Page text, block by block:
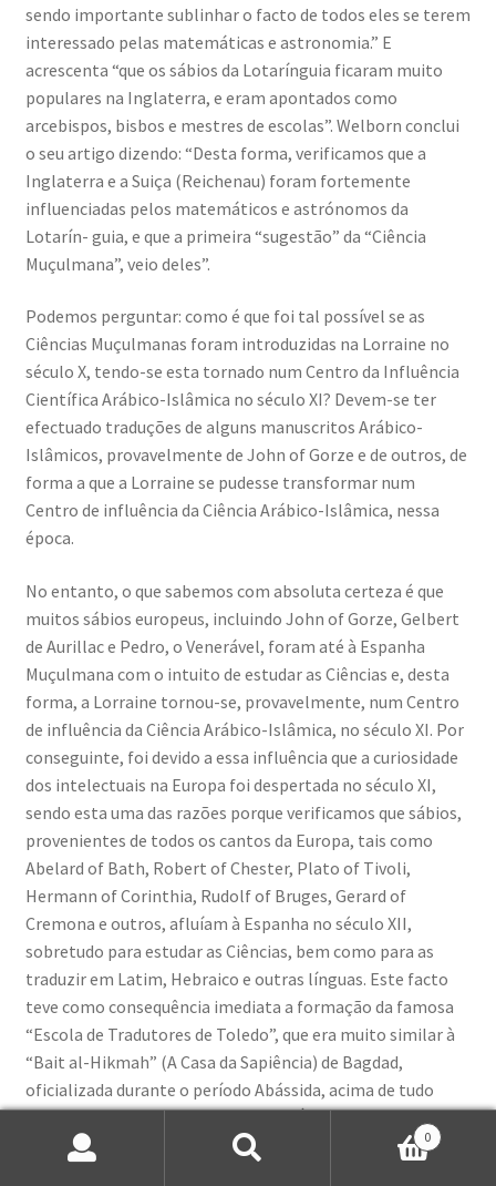
sendo importante sublinhar o facto de todos eles se terem
interessado pelas matemáticas e astronomia.” E
acrescenta “que os sábios da Lotarínguia ficaram muito
populares na Inglaterra, e eram apontados como
arcebispos, bisbos e mestres de escolas”. Welborn conclui
o seu artigo dizendo: “Desta forma, verificamos que a
Inglaterra e a Suiça (Reichenau) foram fortemente
influenciadas pelos matemáticos e astrónomos da
Lotarín- guia, e que a primeira “sugestão” da “Ciência
Muçulmana”, veio deles”.
Podemos perguntar: como é que foi tal possível se as
Ciências Muçulmanas foram introduzidas na Lorraine no
século X, tendo-se esta tornado num Centro da Influência
Científica Arábico-Islâmica no século XI? Devem-se ter
efectuado traduções de alguns manuscritos Arábico-
Islâmicos, provavelmente de John of Gorze e de outros, de
forma a que a Lorraine se pudesse transformar num
Centro de influência da Ciência Arábico-Islâmica, nessa
época.
No entanto, o que sabemos com absoluta certeza é que
muitos sábios europeus, incluindo John of Gorze, Gelbert
de Aurillac e Pedro, o Venerável, foram até à Espanha
Muçulmana com o intuito de estudar as Ciências e, desta
forma, a Lorraine tornou-se, provavelmente, num Centro
de influência da Ciência Arábico-Islâmica, no século XI. Por
conseguinte, foi devido a essa influência que a curiosidade
dos intelectuais na Europa foi despertada no século XI,
sendo esta uma das razões porque verificamos que sábios,
provenientes de todos os cantos da Europa, tais como
Abelard of Bath, Robert of Chester, Plato of Tivoli,
Hermann of Corinthia, Rudolf of Bruges, Gerard of
Cremona e outros, afluíam à Espanha no século XII,
sobretudo para estudar as Ciências, bem como para as
traduzir em Latim, Hebraico e outras línguas. Este facto
teve como consequência imediata a formação da famosa
“Escola de Tradutores de Toledo”, que era muito similar à
“Bait al-Hikmah” (A Casa da Sapiência) de Bagdad,
oficializada durante o período Abássida, acima de tudo
para traduzir as Ciências Gregas em Árabe.
Pesquisar
Pesquisa
0